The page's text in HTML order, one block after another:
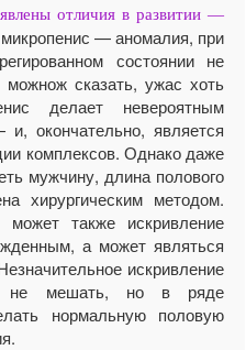
отличия в развитии —
— аномалия, при
состоянии не
сказать, ужас хоть
делает невероятным
окончательно, является
комплексов. Однако даже
мужчину, длина полового
хирургическим методом.
также искривление
а может являться
искривление
не мешать, но в ряде
нормальную половую